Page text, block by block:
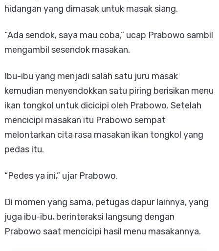
hidangan yang dimasak untuk masak siang.
“Ada sendok, saya mau coba,” ucap Prabowo sambil
mengambil sesendok masakan.
Ibu-ibu yang menjadi salah satu juru masak
kemudian menyendokkan satu piring berisikan menu
ikan tongkol untuk dicicipi oleh Prabowo. Setelah
mencicipi masakan itu Prabowo sempat
melontarkan cita rasa masakan ikan tongkol yang
pedas itu.
“Pedes ya ini,” ujar Prabowo.
Di momen yang sama, petugas dapur lainnya, yang
juga ibu-ibu, berinteraksi langsung dengan
Prabowo saat mencicipi hasil menu masakannya.